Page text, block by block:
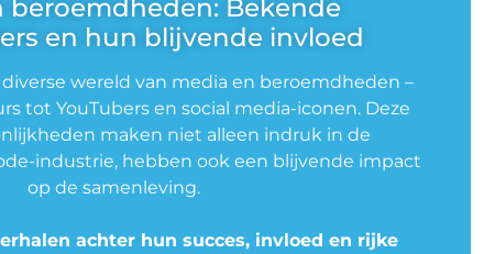
beroemdheden: Bekende
en hun blijvende invloed
wereld van media en beroemdheden –
tot YouTubers en social media-iconen. Deze
maken niet alleen indruk in de
industrie, hebben ook een blijvende impact
op de samenleving.
achter hun succes, invloed en rijke